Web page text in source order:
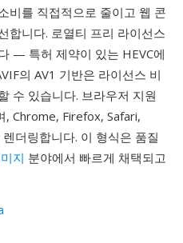
비를 직접적으로 줄이고 웹 콘
합니다. 로열티 프리 라이선스
— 특허 제약이 있는 HEVC에
의 AV1 기반은 라이선스 비
수 있습니다. 브라우저 지원
, Chrome, Firefox, Safari,
더링합니다. 이 형식은 품질
지 분야에서 빠르게 채택되고